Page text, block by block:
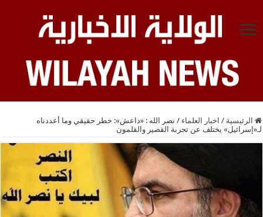
الرئيسية / اخبار العلماء / نصر الله : «داعش»: خطر حقيقي وما أعددناه
لـ«إسرائيل» يختلف عن تجربة القصير والقلمون